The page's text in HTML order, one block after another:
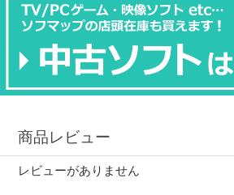
商品レビュー
レビューがありません